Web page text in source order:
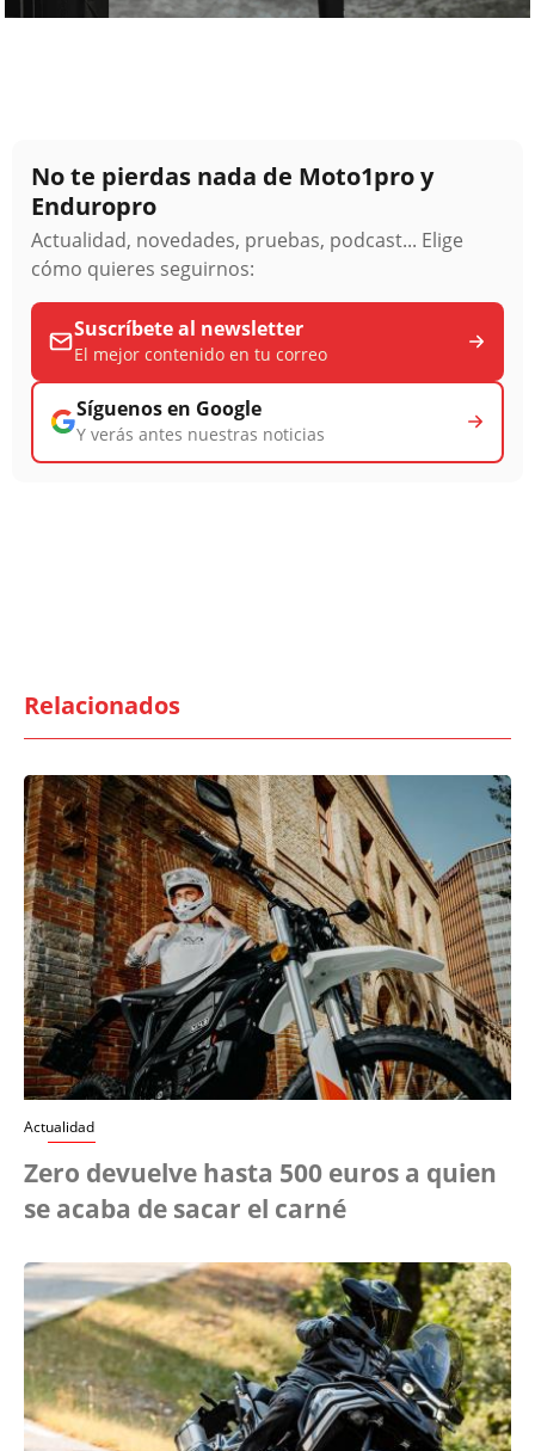
No te pierdas nada de Moto1pro y
Enduropro
Actualidad, novedades, pruebas, podcast... Elige
cómo quieres seguirnos:
Suscríbete al newsletter
El mejor contenido en tu correo
Síguenos en Google
Y verás antes nuestras noticias
Relacionados
Actualidad
Zero devuelve hasta 500 euros a quien
se acaba de sacar el carné